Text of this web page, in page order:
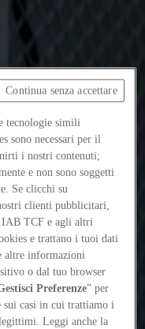
tecnologie simili
sono necessari per il
i nostri contenuti;
e non sono soggetti
Se clicchi su
clienti pubblicitari,
TCF e agli altri
e trattano i tuoi dati
altre informazioni
o dal tuo browser
Preferenze” per
casi in cui trattiamo i
Leggi anche la
Continua senza accettare